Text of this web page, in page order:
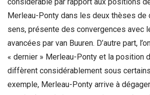
Merleau-Ponty dans les deux thèses de
sens, présente des convergences avec
avancées par van Buuren. D’autre part,
« dernier » Merleau-Ponty et la position
diffèrent considérablement sous
exemple, Merleau-Ponty arrive à